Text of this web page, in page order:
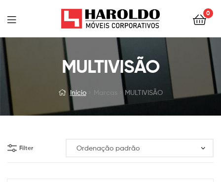
0
MULTIVISÃO
Início Marcas MULTIVISÃO
Filter